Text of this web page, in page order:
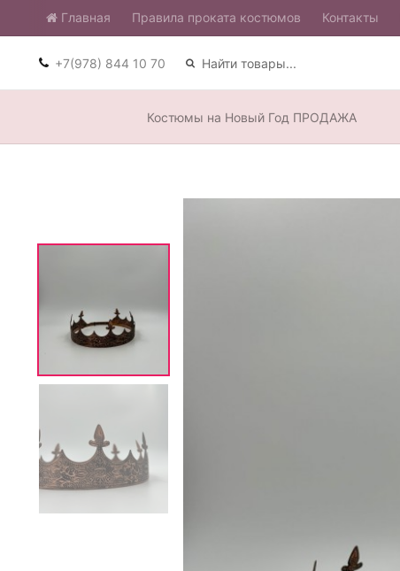
Главная ​Правила проката костюмов Контакты
+7(978) 844 10 70
Костюмы на Новый Год ПРОДАЖА